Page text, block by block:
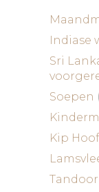
Indiase
Sri
Soepen
Kip